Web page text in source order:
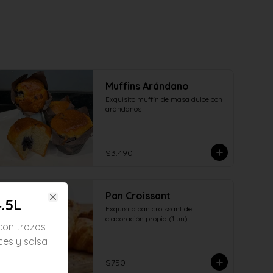
Muffins Arándano
Exquisito muffin de masa dulce con
arándanos
$3.490
Pan Croissant
Exquisito pan croissant de
elaboración propia (1 un)
$750
trozos
y salsa
Close